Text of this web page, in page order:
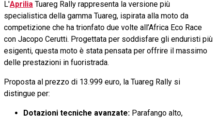
L'Aprilia Tuareg Rally rappresenta la versione più
specialistica della gamma Tuareg, ispirata alla moto da
competizione che ha trionfato due volte all’Africa Eco Race
con Jacopo Cerutti. Progettata per soddisfare gli enduristi più
esigenti, questa moto è stata pensata per offrire il massimo
delle prestazioni in fuoristrada.
Proposta al prezzo di 13.999 euro, la Tuareg Rally si
distingue per:
Dotazioni tecniche avanzate: Parafango alto,